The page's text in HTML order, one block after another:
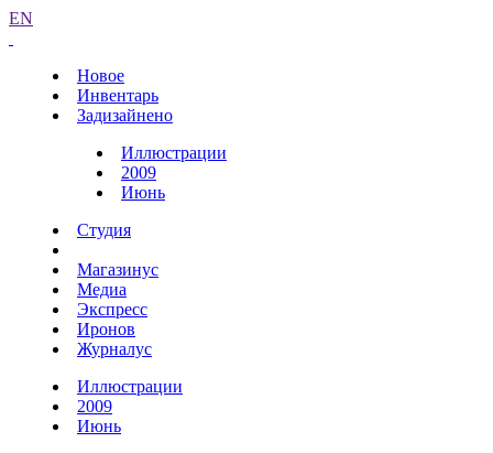
EN
Новое
Инвентарь
Задизайнено
Иллюстрации
2009
Июнь
Студия
Магазинус
Медиа
Экспресс
Иронов
Журналус
Иллюстрации
2009
Июнь